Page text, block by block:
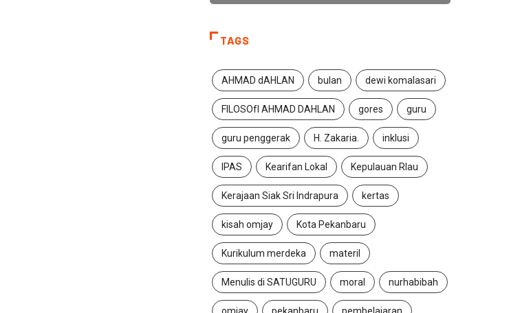
TAGS
AHMAD dAHLAN bulan dewi komalasari
FILOSOfI AHMAD DAHLAN gores guru
guru penggerak H. Zakaria. inklusi
IPAS Kearifan Lokal Kepulauan RIau
Kerajaan Siak Sri Indrapura kertas
kisah omjay Kota Pekanbaru
Kurikulum merdeka materil
Menulis di SATUGURU moral nurhabibah